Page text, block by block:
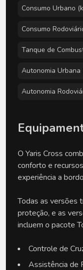
Consumo Urbano
Consumo
Tanque de
Autonomia Urbana
Autonomia
O Yaris Cross
conforto e
experiência a
Todas as versões
proteção, e as
incluem o pacote
Controle de
Assistência de